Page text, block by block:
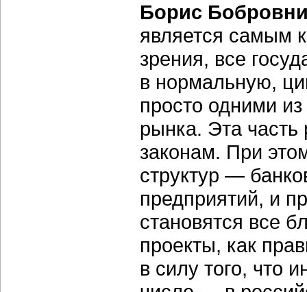
Борис
является самым
зрения, все
в нормальную,
просто одними
рынка. Эта часть
законам. При
структур —
предприятий, и
становятся все
проекты, как
в силу того, что